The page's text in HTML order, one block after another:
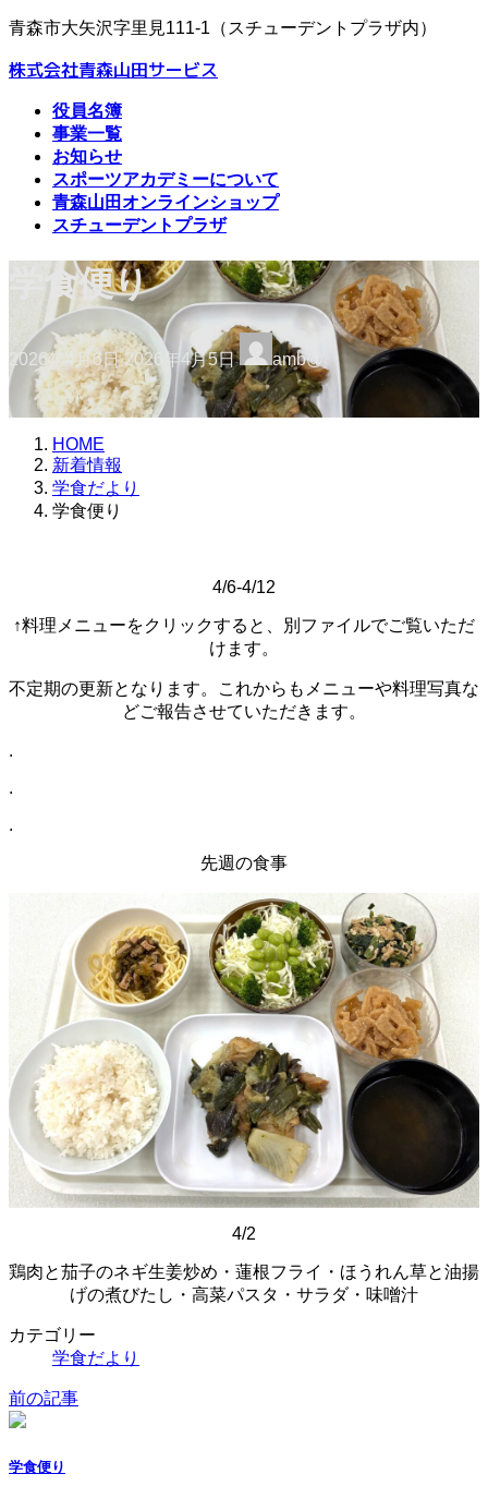
コ
テ
ナ
ゲ
青森市大矢沢字里見111-1（スチューデントプラザ内）
株式会社青森山田サービス
役員名簿
事業一覧
お知らせ
スポーツアカデミーについて
青森山田オンラインショップ
スチューデントプラザ
学食便り
2026年4月6日
最
終
更
新
:
2026年4月5日 amb@
HOME
新着情報
学食だより
学食便り
4/6-4/12
↑料理メニューをクリックすると、別ファイルでご覧いただ
けます。
不定期の更新となります。これからもメニューや料理写真な
どご報告させていただきます。
.
.
.
先週の食事
4/2
鶏肉と茄子のネギ生姜炒め・蓮根フライ・ほうれん草と油揚
げの煮びたし・高菜パスタ・サラダ・味噌汁
カテゴリー
学食だより
前の記事
学食便り